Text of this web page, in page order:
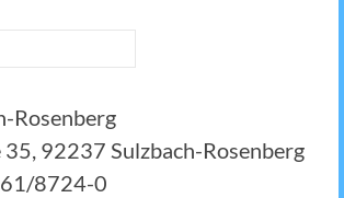
Rosenberg
92237 Sulzbach-Rosenberg
8724-0